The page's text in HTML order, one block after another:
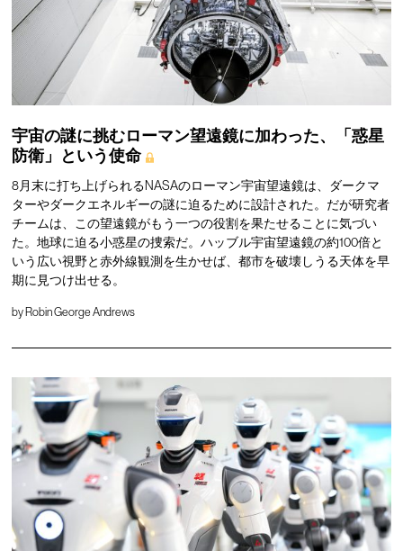
宇宙の謎に挑むローマン望遠鏡に加わった、「惑星
防衛」という使命
8月末に打ち上げられるNASAのローマン宇宙望遠鏡は、ダークマ
ターやダークエネルギーの謎に迫るために設計された。だが研究者
チームは、この望遠鏡がもう一つの役割を果たせることに気づい
た。地球に迫る小惑星の捜索だ。ハッブル宇宙望遠鏡の約100倍と
いう広い視野と赤外線観測を生かせば、都市を破壊しうる天体を早
期に見つけ出せる。
byRobin George Andrews